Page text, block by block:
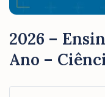
2026 –
Ano –